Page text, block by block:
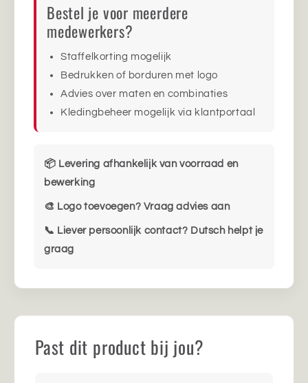
Bestel je voor meerdere
medewerkers?
Staffelkorting mogelijk
Bedrukken of borduren met logo
Advies over maten en combinaties
Kledingbeheer mogelijk via klantportaal
📦 Levering afhankelijk van voorraad en
bewerking
🎨 Logo toevoegen? Vraag advies aan
📞 Liever persoonlijk contact? Dutsch helpt je
graag
Past dit product bij jou?